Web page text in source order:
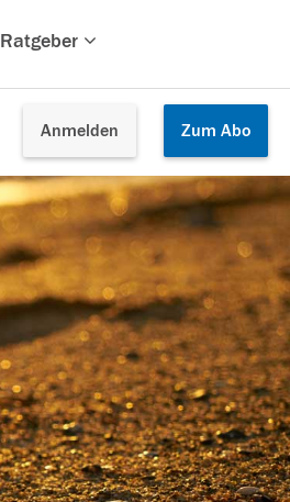
Ratgeber
Anmelden Zum Abo